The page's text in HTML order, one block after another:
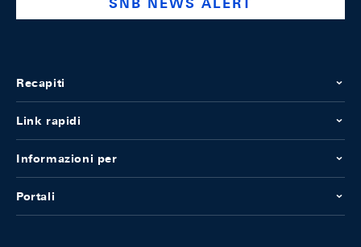
SNB NEWS ALERT
Recapiti
Link rapidi
Informazioni per
Portali